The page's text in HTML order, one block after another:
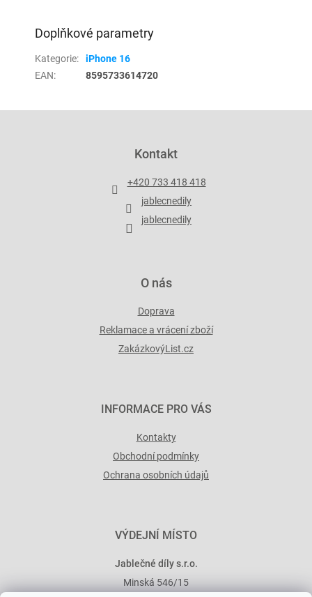
Doplňkové parametry
Kategorie:
iPhone 16
EAN: 8595733614720
Kontakt
+420 733 418 418
jablecnedily
jablecnedily
O nás
Doprava
Reklamace a vrácení zboží
ZakázkovýList.cz
INFORMACE PRO VÁS
Kontakty
Obchodní podmínky
Ochrana osobních údajů
VÝDEJNÍ MÍSTO
Jablečné díly s.r.o.
Minská 546/15